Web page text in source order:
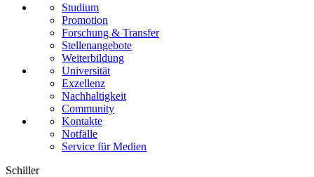
Studium
Promotion
Forschung & Transfer
Stellenangebote
Weiterbildung
Universität
Exzellenz
Nachhaltigkeit
Community
Kontakte
Notfälle
Service für Medien
Schiller